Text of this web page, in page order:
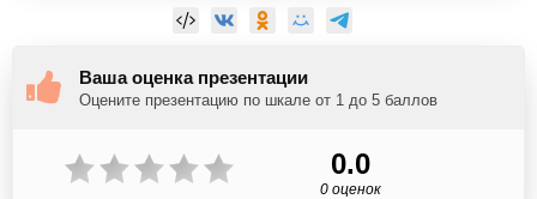
Ваша оценка презентации
Оцените презентацию по шкале от 1 до 5 баллов
0.0
0 оценок